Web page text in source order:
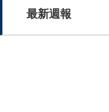
最新週報